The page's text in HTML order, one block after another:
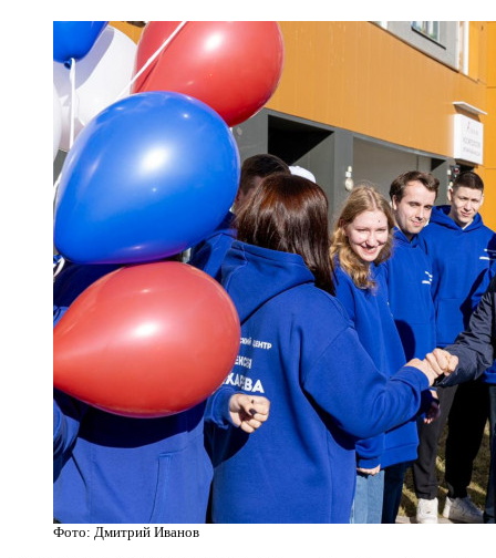
Фото: Дмитрий Иванов